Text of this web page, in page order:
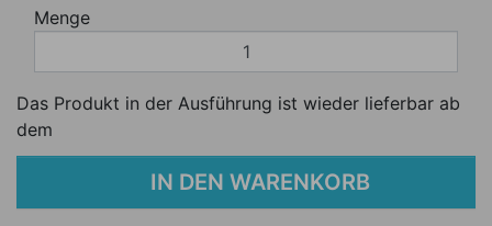
Menge
Das Produkt in der Ausführung ist wieder lieferbar ab
dem
IN DEN WARENKORB